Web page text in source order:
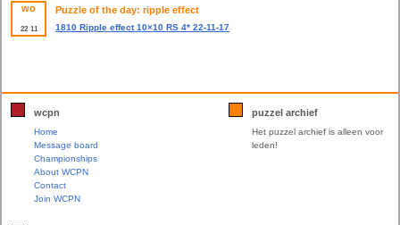
wo
22 11
Puzzle of the day: ripple effect
1810 Ripple effect 10×10 RS 4* 22-11-17
wcpn
Home
Message board
Championships
About WCPN
Contact
Join WCPN
puzzel archief
Het puzzel archief is alleen voor
leden!